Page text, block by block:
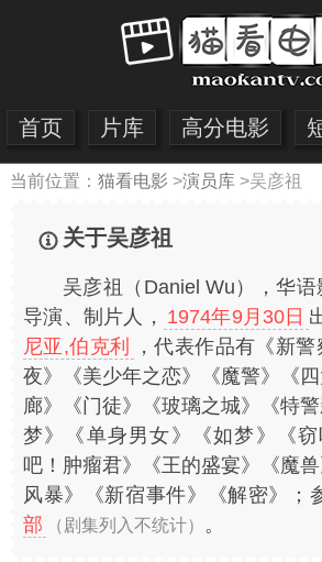
首页 片库 高分电影
当前位置： 猫看电影 >演员库>吴彦祖
关于吴彦祖
吴彦祖（Daniel Wu），华
导演、制片人， 1974年9月30日
尼亚,伯克利
，代表作品有《新
夜》《美少年之恋》《魔警》《
廊》《门徒》《玻璃之城》《特
梦》《单身男女》《如梦》《
吧！肿瘤君》《王的盛宴》《魔
风暴》《新宿事件》《解密》；
部
（剧集列入不统计） 。